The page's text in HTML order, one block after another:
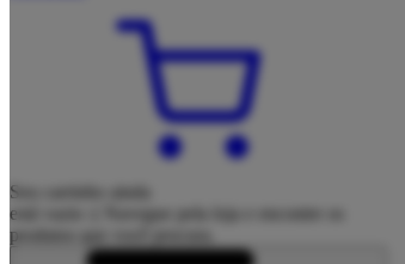
Seu carrinho ainda
está vazio :(
produtos que você procura.